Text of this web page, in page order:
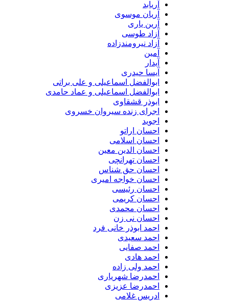
آریان موسوی
آرین یاری
آزاد طوسی
آزاد نیرومندزاده
آیسا حیدری
ابوالفضل اسماعیلی و علی براتی
ابوالفضل اسماعیلی و عماد حامدی
ابوذر قشقاوی
اجرای زنده سیروان خسروی
احسان اراتو
احسان اسلامی
احسان الدین معین
احسان تهرانچی
احسان حق شناس
احسان خواجه امیری
احسان رئیسی
احسان کریمی
احسان محمدی
احسان نی زن
احمد ابوذر خانی فرد
احمد سعیدی
احمد صفایی
احمد هادی
احمد ولی زاده
احمدرضا شهریاری
احمدرضا عزیزی
ادریس غلامی